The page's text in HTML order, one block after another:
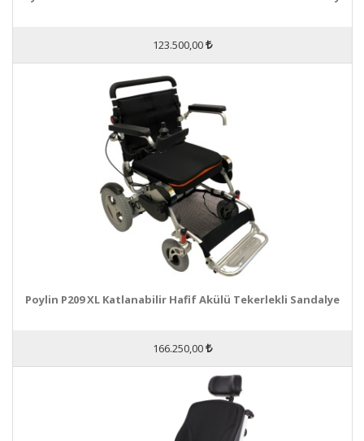
123.500,00
Poylin P209 XL Katlanabilir Hafif Akülü Tekerlekli Sandalye
166.250,00